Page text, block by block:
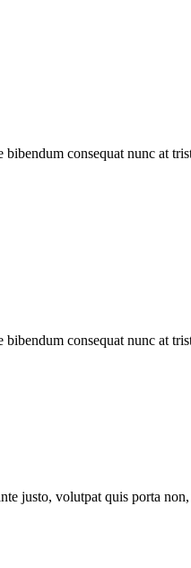
bibendum consequat nunc at
bibendum consequat nunc at
justo, volutpat quis porta